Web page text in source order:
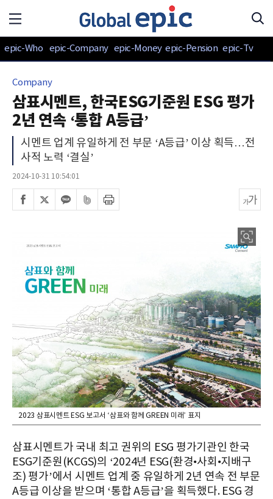
epic-Who epic-Company epic-Money epic-Pension epic-Tv
Company
삼표시멘트, 한국ESG기준원 ESG 평가
2년 연속 ‘통합 A등급’
시멘트 업계 유일하게 전 부문 ‘A등급’ 이상 획득…전
사적 노력 ‘결실’
2024-10-31 10:54:01
2023 삼표시멘트 ESG 보고서 ‘삼표와 함께 GREEN 미래’ 표지
삼표시멘트가 국내 최고 권위의 ESG 평가기관인 한국
ESG기준원(KCGS)의 ‘2024년 ESG(환경•사회•지배구
조) 평가’에서 시멘트 업계 중 유일하게 2년 연속 전 부문
A등급 이상을 받으며 ‘통합 A등급’을 획득했다. ESG 경